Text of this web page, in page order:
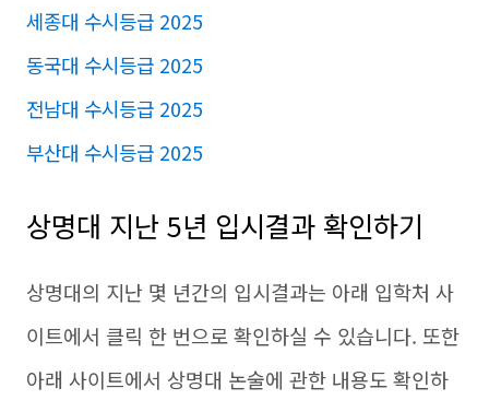
세종대 수시등급 2025
동국대 수시등급 2025
전남대 수시등급 2025
부산대 수시등급 2025
상명대 지난 5년 입시결과 확인하기
상명대의 지난 몇 년간의 입시결과는 아래 입학처 사
이트에서 클릭 한 번으로 확인하실 수 있습니다. 또한
아래 사이트에서 상명대 논술에 관한 내용도 확인하